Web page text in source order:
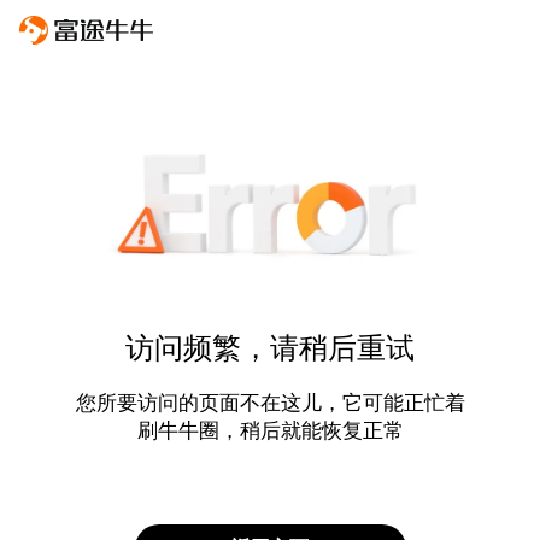
访问频繁，请稍后重试
您所要访问的页面不在这儿，它可能正忙着
刷牛牛圈，稍后就能恢复正常